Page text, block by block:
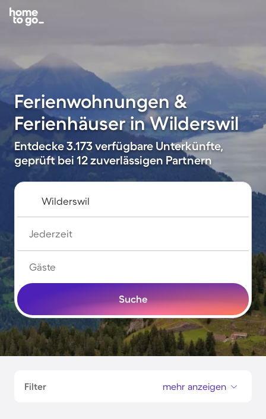
Ferienwohnungen &
Ferienhäuser in Wilderswil
Entdecke 3.173 verfügbare Unterkünfte,
geprüft bei 12 zuverlässigen Partnern
Jederzeit
Gäste
Suche
Filter mehr anzeigen